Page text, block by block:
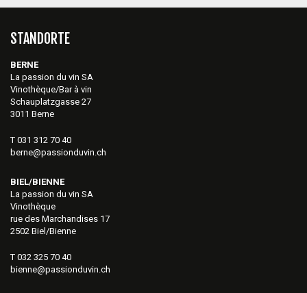
STANDORTE
BERNE
La passion du vin SA
Vinothèque/Bar à vin
Schauplatzgasse 27
3011 Berne
T 031 312 70 40
berne@passionduvin.ch
BIEL/BIENNE
La passion du vin SA
Vinothèque
rue des Marchandises 17
2502 Biel/Bienne
T 032 325 70 40
bienne@passionduvin.ch